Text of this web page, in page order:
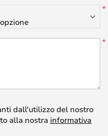
dall'utilizzo del nostro
alla nostra informativa